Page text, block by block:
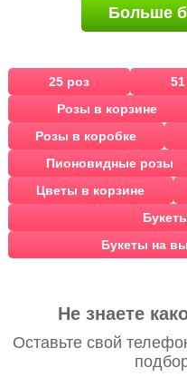
Больше
25 роз
Розы в корзине
Розы в коробке
Пионовидные розы
Цветы в корзине
Букеты на
Не знаете
Оставьте свой